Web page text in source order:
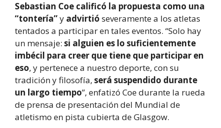
Sebastian Coe calificó la propuesta como una
“tontería”y advirtió severamente a los atletas
tentados a participar en tales eventos. “Solo hay
un mensaje: si alguien es lo suficientemente
imbécil para creer que tiene que participar en
eso, y pertenece a nuestro deporte, con su
tradición y filosofía, será suspendido durante
un largo tiempo”, enfatizó Coe durante la rueda
de prensa de presentación del Mundial de
atletismo en pista cubierta de Glasgow.